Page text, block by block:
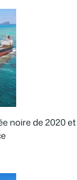
noire de 2020 et